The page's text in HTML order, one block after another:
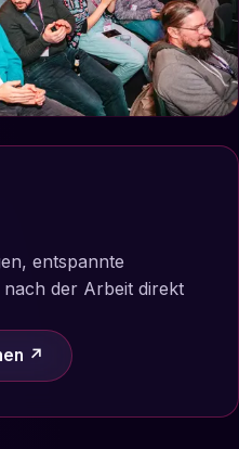
entspannte
der Arbeit direkt
↗